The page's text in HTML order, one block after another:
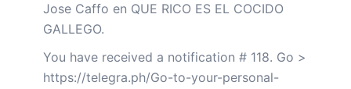
Jose Caffo en QUE RICO ES EL COCIDO
GALLEGO.
You have received a notification # 118. Go >
https://telegra.ph/Go-to-your-personal-